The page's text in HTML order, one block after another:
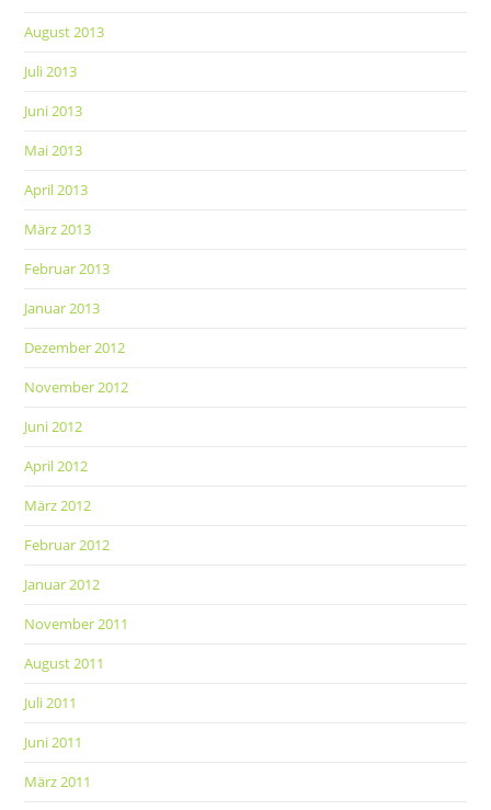
August 2013
Juli 2013
Juni 2013
Mai 2013
April 2013
März 2013
Februar 2013
Januar 2013
Dezember 2012
November 2012
Juni 2012
April 2012
März 2012
Februar 2012
Januar 2012
November 2011
August 2011
Juli 2011
Juni 2011
März 2011